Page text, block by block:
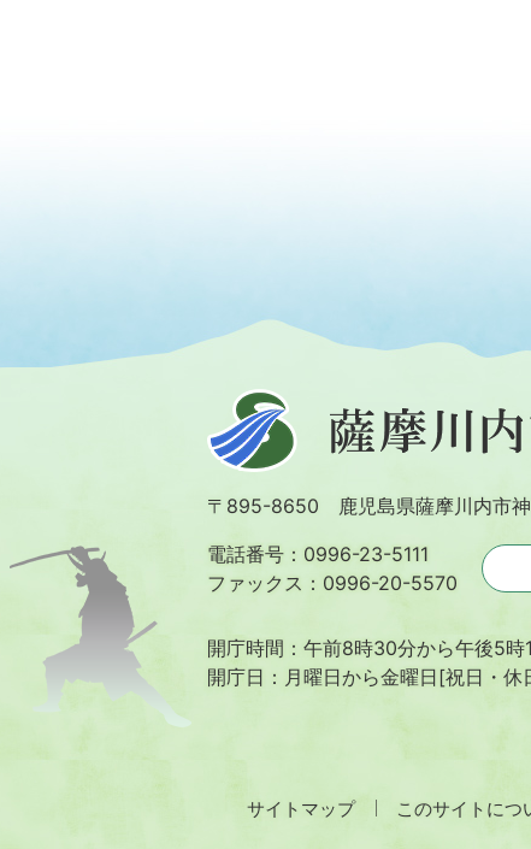
薩
摩
川
内
市
〒895-8650 鹿児島県薩摩川内市
電話番号：0996-23-5111
ファックス：0996-20-5570
開庁時間：午前8時30分から午後5時
開庁日：月曜日から金曜日[祝日・休
サイトマップ このサイトにつ